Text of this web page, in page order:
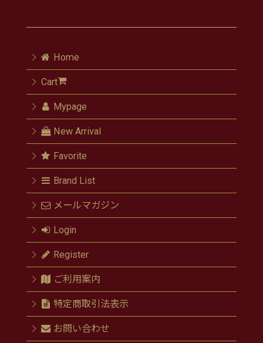
Home
Cart
Mypage
New Arrival
Favorite
Brand List
メールマガジン
Login
Register
ご利用案内
特定商取引法表示
お問い合わせ